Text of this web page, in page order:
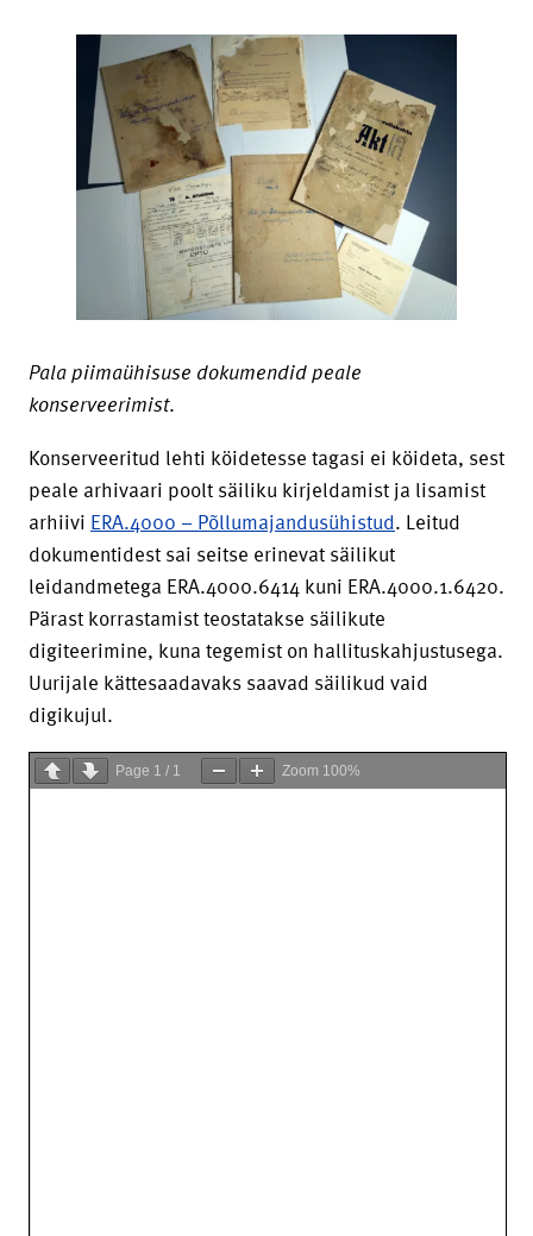
Pala piimaühisuse dokumendid peale
konserveerimist.
Konserveeritud lehti köidetesse tagasi ei köideta, sest
peale arhivaari poolt säiliku kirjeldamist ja lisamist
arhiivi ERA.4000 – Põllumajandusühistud. Leitud
dokumentidest sai seitse erinevat säilikut
leidandmetega ERA.4000.6414 kuni ERA.4000.1.6420.
Pärast korrastamist teostatakse säilikute
digiteerimine, kuna tegemist on hallituskahjustusega.
Uurijale kättesaadavaks saavad säilikud vaid
digikujul.
Page 1 / 1 Zoom 100%